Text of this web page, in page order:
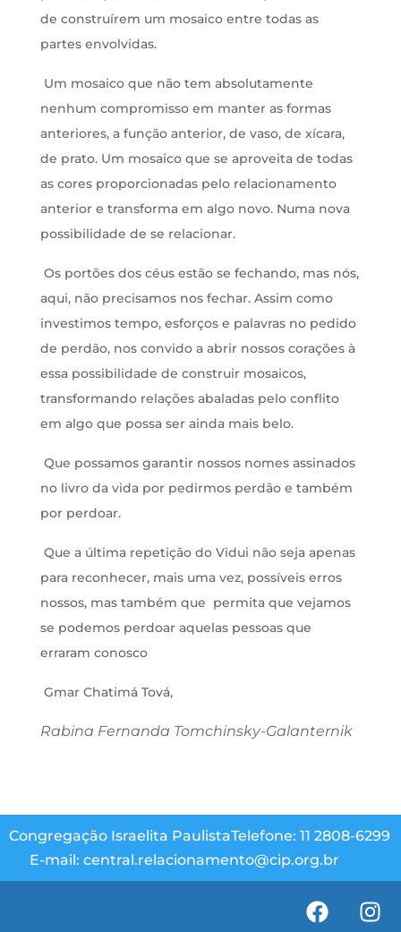
de construírem um mosaico entre todas as
partes envolvidas.
Um mosaico que não tem absolutamente
nenhum compromisso em manter as formas
anteriores, a função anterior, de vaso, de xícara,
de prato. Um mosaico que se aproveita de todas
as cores proporcionadas pelo relacionamento
anterior e transforma em algo novo. Numa nova
possibilidade de se relacionar.
Os portões dos céus estão se fechando, mas nós,
aqui, não precisamos nos fechar. Assim como
investimos tempo, esforços e palavras no pedido
de perdão, nos convido a abrir nossos corações à
essa possibilidade de construir mosaicos,
transformando relações abaladas pelo conflito
em algo que possa ser ainda mais belo.
Que possamos garantir nossos nomes assinados
no livro da vida por pedirmos perdão e também
por perdoar.
Que a última repetição do Vidui não seja apenas
para reconhecer, mais uma vez, possíveis erros
nossos, mas também que permita que vejamos
se podemos perdoar aquelas pessoas que
erraram conosco
Gmar Chatimá Tová,
Rabina Fernanda Tomchinsky-Galanternik
Congregação Israelita PaulistaTelefone: 11 2808-6299
E-mail: central.relacionamento@cip.org.br